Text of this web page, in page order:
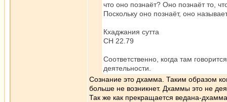
что оно познаёт? Оно познаёт то,
Поскольку оно познаёт, оно
Кхаджания сутта
СН 22.79
Соответственно, когда там
деятельности.
Сознание это дхамма. Таким образом
больше не возникнет. Дхаммы это не
Так же как прекращается ведана-